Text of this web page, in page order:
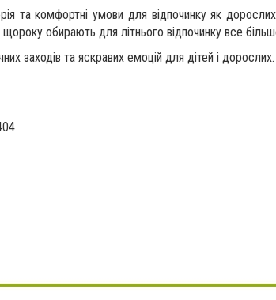
та комфортні умови для відпочинку як
щороку обирають для літнього відпочинку все
заходів та яскравих емоцій для дітей і дорослих.